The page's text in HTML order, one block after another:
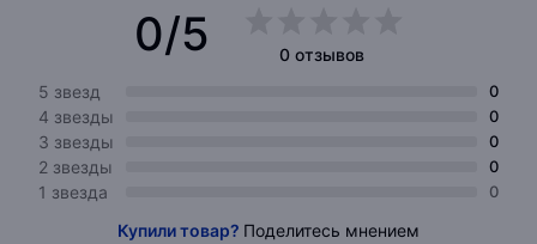
0/5
0 отзывов
5 звезд
0
4 звезды 0
3 звезды 0
2 звезды 0
1 звезда 0
Купили товар? Поделитесь мнением